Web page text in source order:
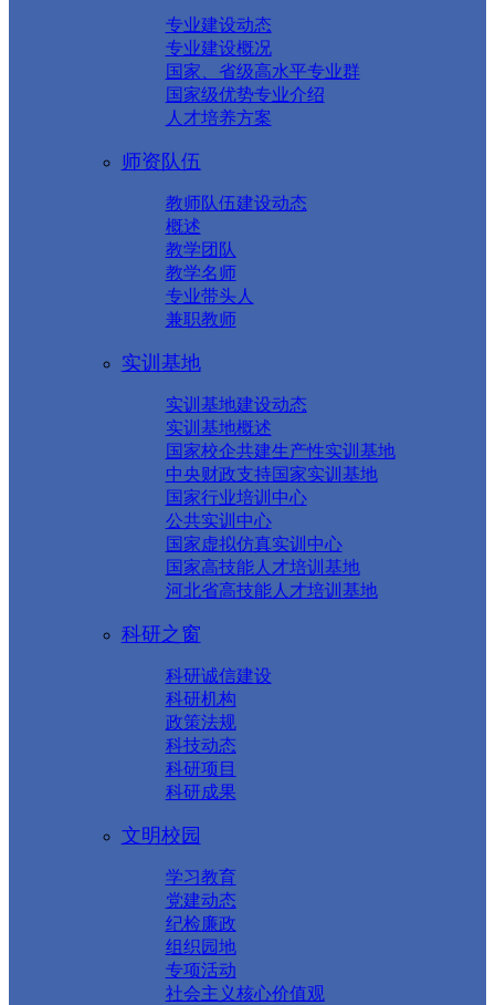
专业建设动态
专业建设概况
国家、省级高水平专业群
国家级优势专业介绍
人才培养方案
师资队伍
教师队伍建设动态
概述
教学团队
教学名师
专业带头人
兼职教师
实训基地
实训基地建设动态
实训基地概述
国家校企共建生产性实训基地
中央财政支持国家实训基地
国家行业培训中心
公共实训中心
国家虚拟仿真实训中心
国家高技能人才培训基地
河北省高技能人才培训基地
科研之窗
科研诚信建设
科研机构
政策法规
科技动态
科研项目
科研成果
文明校园
学习教育
党建动态
纪检廉政
组织园地
专项活动
社会主义核心价值观